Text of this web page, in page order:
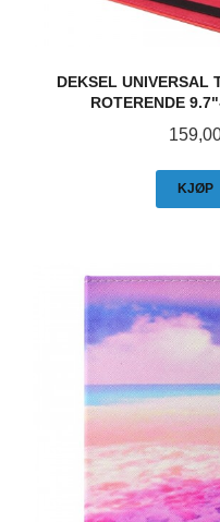
DEKSEL UNIVERSAL
ROTERENDE
Pris
KJØP